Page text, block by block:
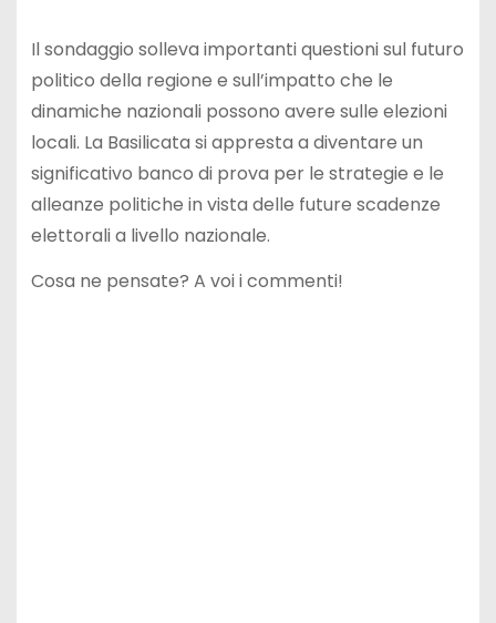
Il sondaggio solleva importanti questioni sul futuro
politico della regione e sull’impatto che le
dinamiche nazionali possono avere sulle elezioni
locali. La Basilicata si appresta a diventare un
significativo banco di prova per le strategie e le
alleanze politiche in vista delle future scadenze
elettorali a livello nazionale.
Cosa ne pensate? A voi i commenti!